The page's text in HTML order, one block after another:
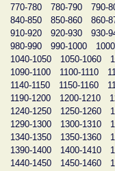
770-780
780-790 790-
840-850
850-860 860-
910-920
920-930 930-
980-990
990-1000
1040-1050
1050-1060
1090-1100
1100-1110
1140-1150
1150-1160
1190-1200
1200-1210
1240-1250
1250-1260
1290-1300
1300-1310
1340-1350
1350-1360
1390-1400
1400-1410
1440-1450
1450-1460